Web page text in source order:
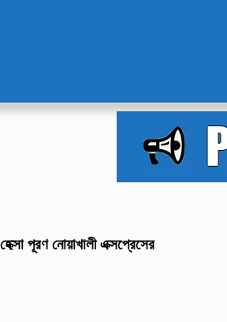
পূরণ নোয়াখালী এক্সপ্রেসের